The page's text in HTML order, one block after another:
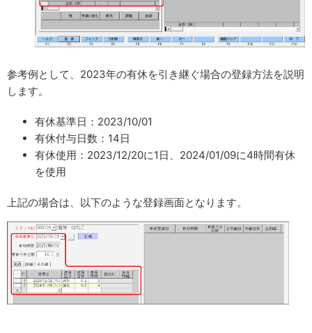
参考例として、2023年の有休を引き継ぐ場合の登録方法を説明
します。
有休基準日：2023/10/01
有休付与日数：14日
有休使用：2023/12/20に1日、2024/01/09に4時間有休
を使用
上記の場合は、以下のような登録画面となります。